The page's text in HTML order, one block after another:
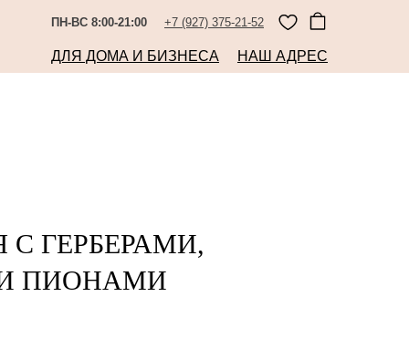
ПН-ВС 8:00-21:00 +7 (927) 375-21-52
ДЛЯ ДОМА И БИЗНЕСА НАШ АДРЕС
ГЕРБЕРАМИ,
ПИОНАМИ